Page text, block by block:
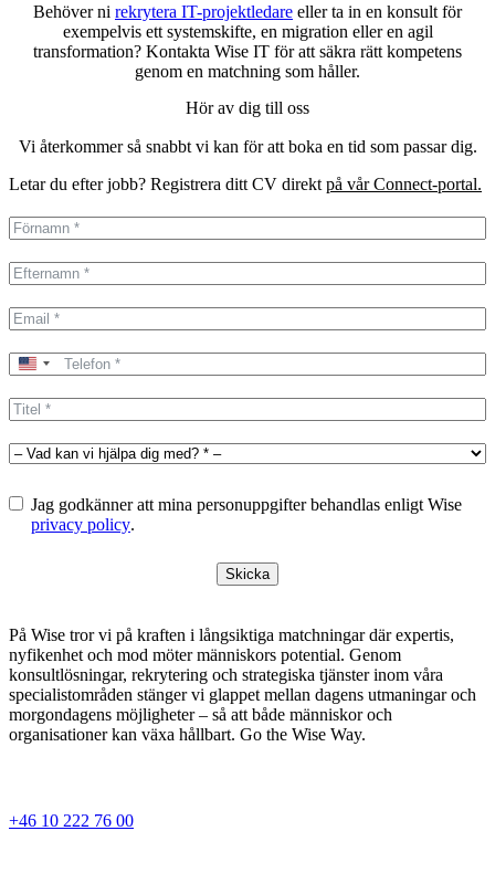
Behöver ni rekrytera IT-projektledare eller ta in en konsult för
exempelvis ett systemskifte, en migration eller en agil
transformation? Kontakta Wise IT för att säkra rätt kompetens
genom en matchning som håller.
Hör av dig till oss
Vi återkommer så snabbt vi kan för att boka en tid som passar dig.
Letar du efter jobb? Registrera ditt CV direkt på vår Connect-portal.
United
+1
Jag godkänner att mina personuppgifter behandlas enligt Wise
privacy policy.
Skicka
På Wise tror vi på kraften i långsiktiga matchningar där expertis,
nyfikenhet och mod möter människors potential. Genom
konsultlösningar, rekrytering och strategiska tjänster inom våra
specialistområden stänger vi glappet mellan dagens utmaningar och
morgondagens möjligheter – så att både människor och
organisationer kan växa hållbart. Go the Wise Way.
+46 10 222 76 00